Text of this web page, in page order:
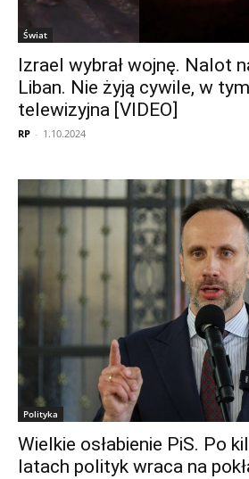
Świat
Izrael wybrał wojnę. Nalot
Liban. Nie żyją cywile, w
telewizyjna [VIDEO]
RP - 1.10.2024
Polityka
Wielkie osłabienie PiS. Po
latach polityk wraca na